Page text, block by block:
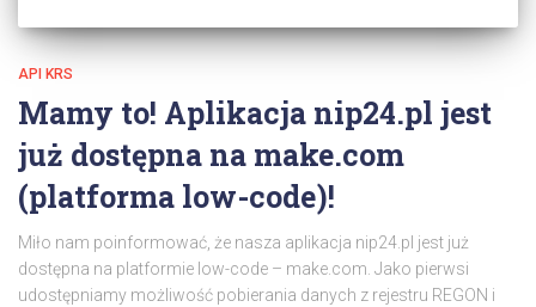
API KRS
Mamy to! Aplikacja nip24.pl jest
już dostępna na make.com
(platforma low-code)!
Miło nam poinformować, że nasza aplikacja nip24.pl jest już
dostępna na platformie low-code – make.com. Jako pierwsi
udostępniamy możliwość pobierania danych z rejestru REGON i